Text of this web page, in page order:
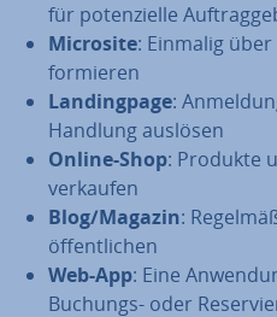
für po­ten­zi­el­le
Microsite: Einmalig
for­mie­ren
Landing­pa­ge:
Handlung auslösen
Online-Shop: Produkte
verkaufen
Blog/Magazin:
öf­fent­li­chen
Web-App: Eine
Buchungs- oder